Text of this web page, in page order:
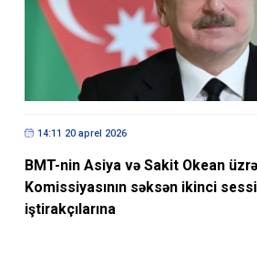
14:11 20 aprel 2026
BMT-nin Asiya və Sakit Okean
Komissiyasının səksən ikinci
iştirakçılarına